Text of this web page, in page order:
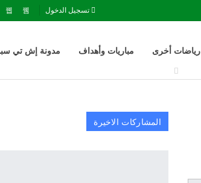
تسجيل الدخول
رياضات أخرى مباريات وأهداف مدونة إش تي
المشاركات الاخيرة